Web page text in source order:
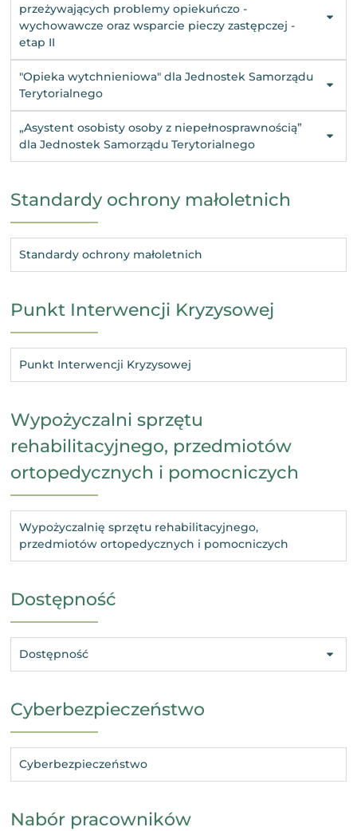
przeżywających problemy opiekuńczo -
wychowawcze oraz wsparcie pieczy zastępczej -
etap II
"Opieka wytchnieniowa" dla Jednostek Samorządu
Terytorialnego
„Asystent osobisty osoby z niepełnosprawnością”
dla Jednostek Samorządu Terytorialnego
Standardy ochrony małoletnich
Standardy ochrony małoletnich
Punkt Interwencji Kryzysowej
Punkt Interwencji Kryzysowej
Wypożyczalni sprzętu
rehabilitacyjnego, przedmiotów
ortopedycznych i pomocniczych
Wypożyczalnię sprzętu rehabilitacyjnego,
przedmiotów ortopedycznych i pomocniczych
Dostępność
Dostępność
Cyberbezpieczeństwo
Cyberbezpieczeństwo
Nabór pracowników